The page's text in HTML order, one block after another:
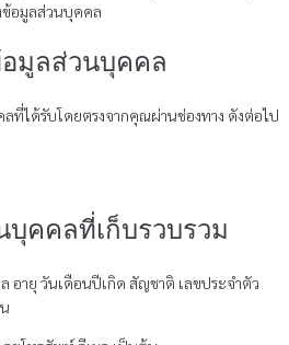
อมูลส่วนบุคคล
อมูลส่วนบุคคล
ลที่ได้รับโดยตรงจากคุณผ่านช่องทาง ดังต่อไป
คคลที่เก็บรวบรวม
อายุ วันเดือนปีเกิด สัญชาติ เลขประจำตัว